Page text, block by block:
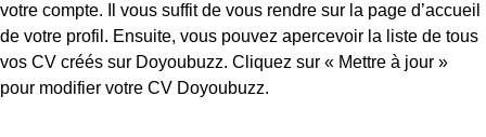
votre compte. Il vous suffit de vous rendre sur la page d’accueil
de votre profil. Ensuite, vous pouvez apercevoir la liste de tous
vos CV créés sur Doyoubuzz. Cliquez sur « Mettre à jour »
pour modifier votre CV Doyoubuzz.